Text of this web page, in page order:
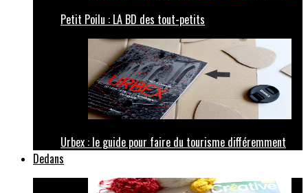
Petit Poilu : LA BD des tout-petits
Urbex : le guide pour faire du tourisme différemment
Dedans